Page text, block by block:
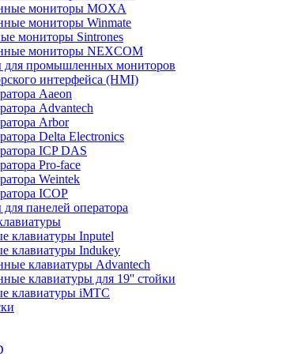
мониторы MOXA
мониторы Winmate
мониторы Sintrones
мониторы NEXCOM
для промышленных мониторов
интерфейса (HMI)
Aaeon
Advantech
Arbor
Delta Electronics
ICP DAS
Pro-face
Weintek
ICOP
панелей оператора
клавиатуры Inputel
клавиатуры Indukey
клавиатуры Advantech
клавиатуры для 19'' стойки
клавиатуры iMTC